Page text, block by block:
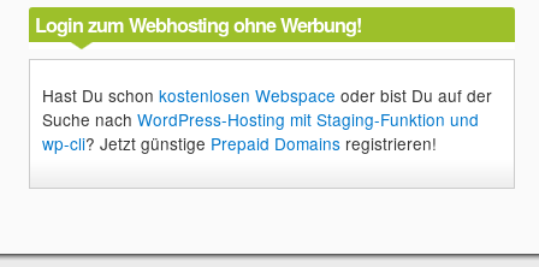
Login zum Webhosting ohne Werbung!
Hast Du schonkostenlosen Webspace oder bist Du auf der
Suche nachWordPress-Hosting mit Staging-Funktion und
wp-cli? Jetzt günstige Prepaid Domains registrieren!